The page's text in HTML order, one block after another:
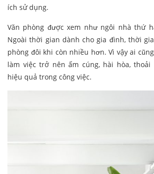
ích sử dụng.
Văn phòng được xem như ngôi nhà thứ
Ngoài thời gian dành cho gia đình, thời
phòng đôi khi còn nhiều hơn. Vì vậy ai
làm việc trở nên ấm cúng, hài hòa, thoải
hiệu quả trong công việc.